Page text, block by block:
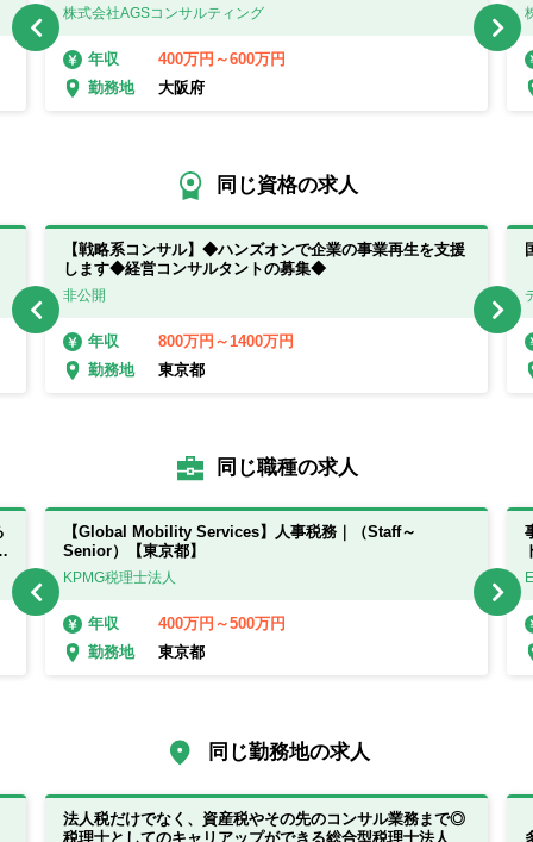
株式会社AGSコンサルティング
年収
400万円～600万円
勤務地
大阪府
同じ資格の求人
【戦略系コンサル】◆ハンズオンで企業の事業再生を支援
します◆経営コンサルタントの募集◆
非公開
年収
800万円～1400万円
勤務地
東京都
同じ職種の求人
【Global Mobility Services】人事税務｜（Staff～
Senior）【東京都】
KPMG税理士法人
年収
400万円～500万円
勤務地
東京都
同じ勤務地の求人
法人税だけでなく、資産税やその先のコンサル業務まで◎
税理士としてのキャリアップができる総合型税理士法人